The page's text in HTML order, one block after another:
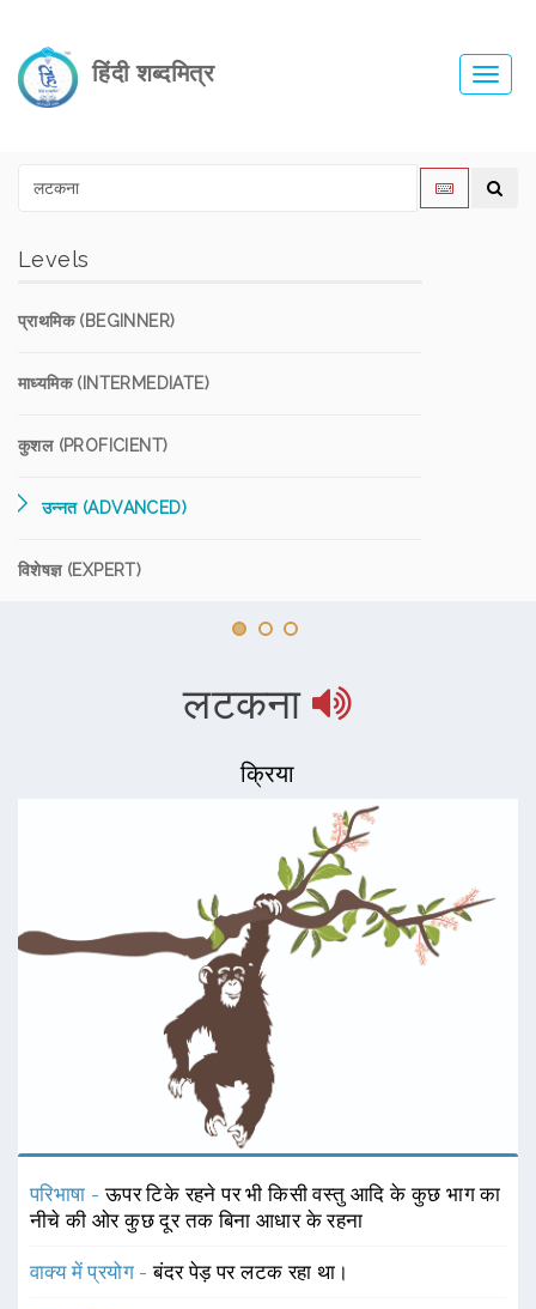
हिंदी शब्दमित्र
Levels
प्राथमिक (BEGINNER)
माध्यमिक (INTERMEDIATE)
कुशल (PROFICIENT)
उन्नत (ADVANCED)
विशेषज्ञ (EXPERT)
लटकना
क्रिया
परिभाषा -ऊपर टिके रहने पर भी किसी वस्तु आदि के कुछ भाग का
नीचे की ओर कुछ दूर तक बिना आधार के रहना
वाक्य में प्रयोग -बंदर पेड़ पर लटक रहा था।